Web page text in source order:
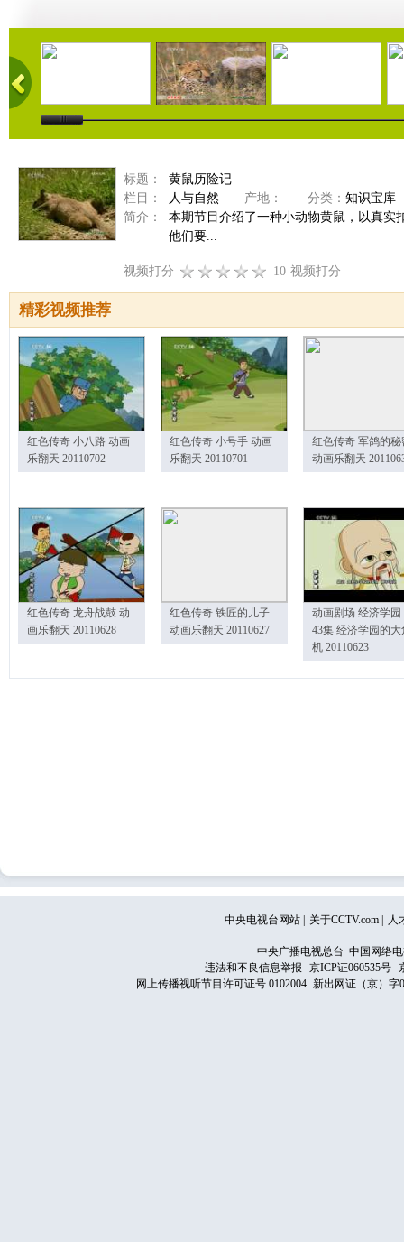
10:39 29:59 00:29:59
标题：
黄鼠历险记
栏目：
人与自然 产地： 分类： 知识宝库
简介：
本期节目介绍了一种小动物黄鼠，以真实
他们要...
视频打分 10 视频打分
精彩视频推荐
红色传奇 小八路 动画
乐翻天 20110702
红色传奇 小号手 动画
乐翻天 20110701
红色传奇 军鸽的秘
动画乐翻天
红色传奇 龙舟战鼓 动
画乐翻天 20110628
红色传奇 铁匠的儿子
动画乐翻天 20110627
动画剧场 经济学园
43集 经济学园的大
机 20110623
中央电视台网站 关于CCTV.com 人
中央广播电视总台 中国网络
违法和不良信息举报
京ICP证060535号
网上传播视听节目许可证号 0102004 新出网证（京）